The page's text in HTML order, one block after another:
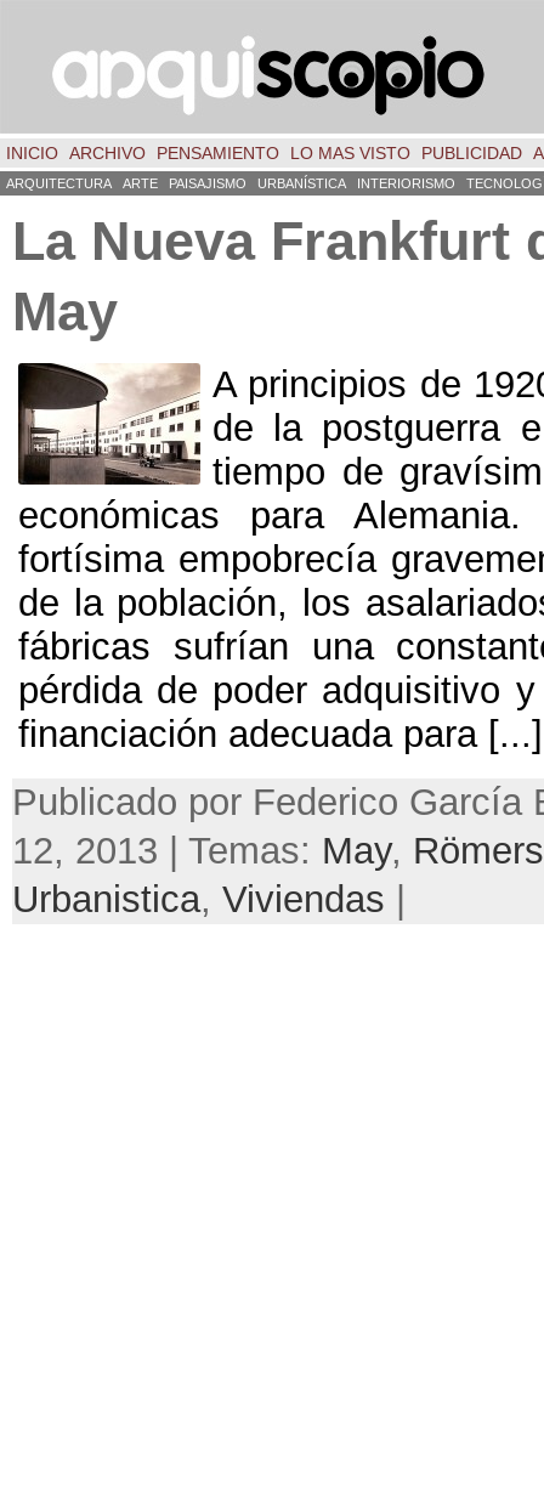
INICIO ARCHIVO PENSAMIENTO LO MAS VISTO PUBLICIDAD
ARQUITECTURA ARTE PAISAJISMO URBANÍSTICA INTERIORISMO
La Nueva Frankfurt
May
A principios de
de la postguerra
tiempo de
económicas para
fortísima empobrecía
de la población, los
fábricas sufrían una
pérdida de poder adquisitivo
financiación adecuada para [...]
Publicado por Federico García
12, 2013 | Temas: May,
Urbanistica, Viviendas |